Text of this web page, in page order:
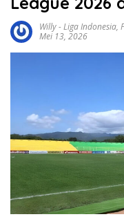
Willy-Liga Indonesia,
Mei 13, 2026